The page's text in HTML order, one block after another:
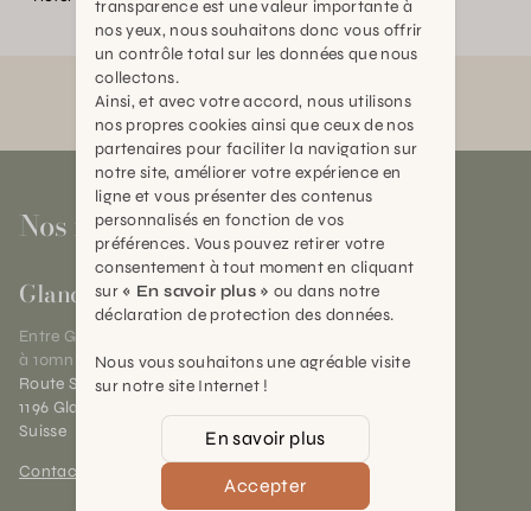
Nos magasins
Gland
Entre Genève et Lausanne,
à 10mn de Nyon
Route Suisse 40
1196 Gland (VD)
Suisse
Contact et horaires
transparence est une valeur importante à
nos yeux, nous souhaitons donc vous offrir
un contrôle total sur les données que nous
collectons.
Ainsi, et avec votre accord, nous utilisons
nos propres cookies ainsi que ceux de nos
partenaires pour faciliter la navigation sur
notre site, améliorer votre expérience en
ligne et vous présenter des contenus
personnalisés en fonction de vos
préférences. Vous pouvez retirer votre
consentement à tout moment en cliquant
sur « En savoir plus » ou dans notre
déclaration de protection des données.
Nous vous souhaitons une agréable visite
sur notre site Internet !
En savoir plus
Accepter